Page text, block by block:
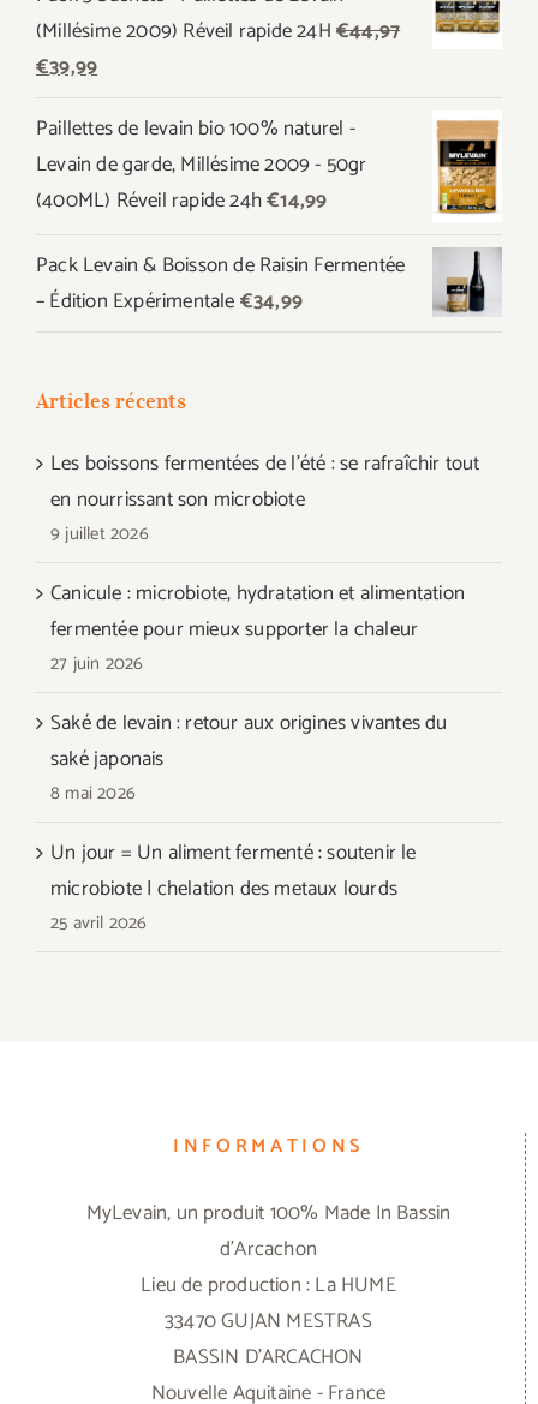
(Millésime 2009) Réveil rapide 24H€44,97
Le
initial
était :
€44,97.
€39,99Le
actuel
est :
€39,99.
Paillettes de levain bio 100% naturel -
Levain de garde, Millésime 2009 - 50gr
(400ML) Réveil rapide 24h€14,99
Pack Levain & Boisson de Raisin Fermentée
– Édition Expérimentale€34,99
Articles récents
Les boissons fermentées de l’été : se rafraîchir tout
en nourrissant son microbiote
9 juillet 2026
Canicule : microbiote, hydratation et alimentation
fermentée pour mieux supporter la chaleur
27 juin 2026
Saké de levain : retour aux origines vivantes du
saké japonais
8 mai 2026
Un jour = Un aliment fermenté : soutenir le
microbiote | chelation des metaux lourds
25 avril 2026
INFORMATIONS
MyLevain, un produit 100% Made In Bassin
d'Arcachon
Lieu de production : La HUME
33470 GUJAN MESTRAS
BASSIN D'ARCACHON
Nouvelle Aquitaine - France